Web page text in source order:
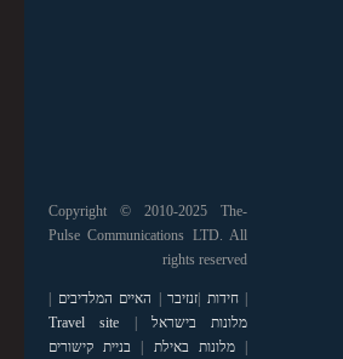
Copyright © 2010-2025 The-
Pulse Communications LTD. All
rights reserved
|חידות |זנזיבר | האיים המלדיבים |
מלונות בישראל |
Travel site
|מלונות באילת | בניית קישורים